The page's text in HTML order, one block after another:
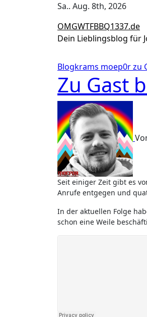
Sa.. Aug. 8th, 2026
OMGWTFBBQ1337.de
Dein Lieblingsblog für
Blogkrams moep0r zu
Zu Gast
Seit einiger Zeit gibt es
Anrufe entgegen und
In der aktuellen Folge
schon eine Weile